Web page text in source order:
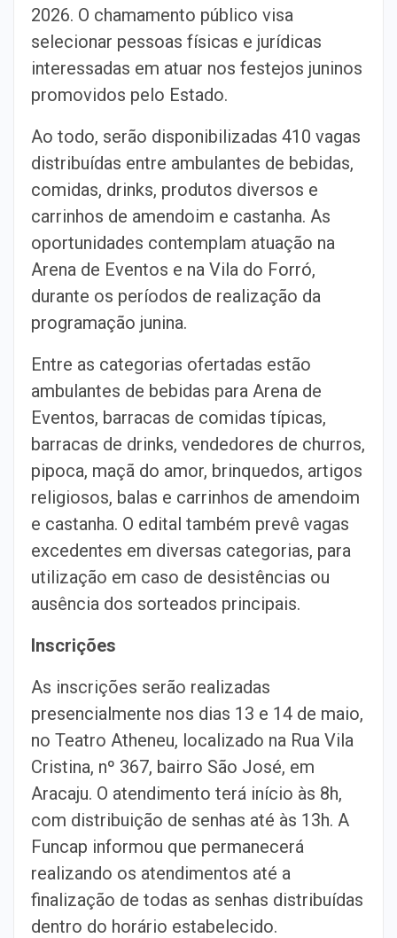
2026. O chamamento público visa
selecionar pessoas físicas e jurídicas
interessadas em atuar nos festejos juninos
promovidos pelo Estado.
Ao todo, serão disponibilizadas 410 vagas
distribuídas entre ambulantes de bebidas,
comidas, drinks, produtos diversos e
carrinhos de amendoim e castanha. As
oportunidades contemplam atuação na
Arena de Eventos e na Vila do Forró,
durante os períodos de realização da
programação junina.
Entre as categorias ofertadas estão
ambulantes de bebidas para Arena de
Eventos, barracas de comidas típicas,
barracas de drinks, vendedores de churros,
pipoca, maçã do amor, brinquedos, artigos
religiosos, balas e carrinhos de amendoim
e castanha. O edital também prevê vagas
excedentes em diversas categorias, para
utilização em caso de desistências ou
ausência dos sorteados principais.
Inscrições
As inscrições serão realizadas
presencialmente nos dias 13 e 14 de maio,
no Teatro Atheneu, localizado na Rua Vila
Cristina, nº 367, bairro São José, em
Aracaju. O atendimento terá início às 8h,
com distribuição de senhas até às 13h. A
Funcap informou que permanecerá
realizando os atendimentos até a
finalização de todas as senhas distribuídas
dentro do horário estabelecido.